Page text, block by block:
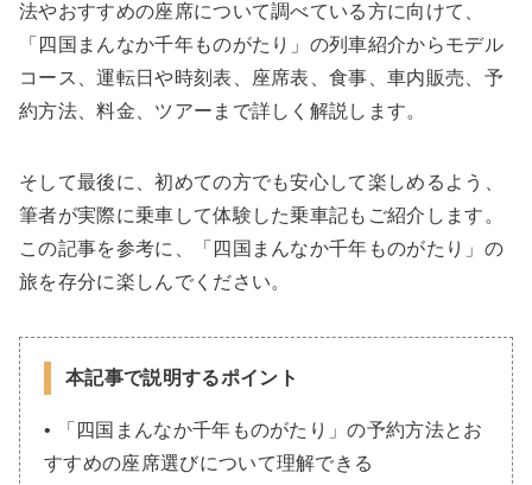
法やおすすめの座席について調べている方に向けて、
「四国まんなか千年ものがたり」の列車紹介からモデル
コース、運転日や時刻表、座席表、食事、車内販売、予
約方法、料金、ツアーまで詳しく解説します。
そして最後に、初めての方でも安心して楽しめるよう、
筆者が実際に乗車して体験した乗車記もご紹介します。
この記事を参考に、「四国まんなか千年ものがたり」の
旅を存分に楽しんでください。
本記事で説明するポイント
• 「四国まんなか千年ものがたり」の予約方法とお
すすめの座席選びについて理解できる